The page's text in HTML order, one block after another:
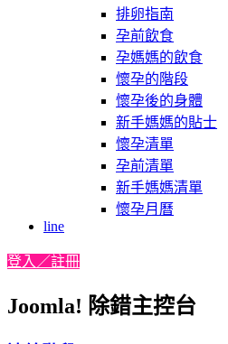
排卵指南
孕前飲食
孕媽媽的飲食
懷孕的階段
懷孕後的身體
新手媽媽的貼士
懷孕清單
孕前清單
新手媽媽清單
懷孕月曆
line
登入／註冊
Joomla! 除錯主控台